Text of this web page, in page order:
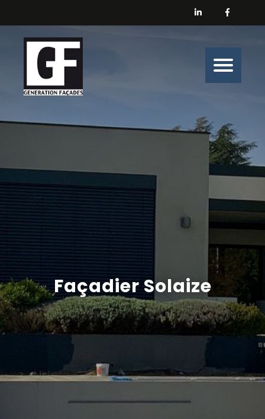
Générations Façades
Nos prestations
Nos belles histoires de chantiers
Nous contacter
Générations Façades s’engage
Recrutement
Façadier Solaize